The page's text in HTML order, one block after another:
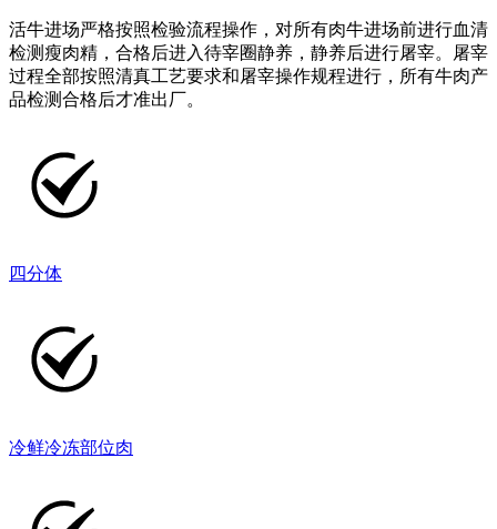
活牛进场严格按照检验流程操作，对所有肉牛进场前进行血清
检测瘦肉精，合格后进入待宰圈静养，静养后进行屠宰。屠宰
过程全部按照清真工艺要求和屠宰操作规程进行，所有牛肉产
品检测合格后才准出厂。
四分体
冷鲜冷冻部位肉